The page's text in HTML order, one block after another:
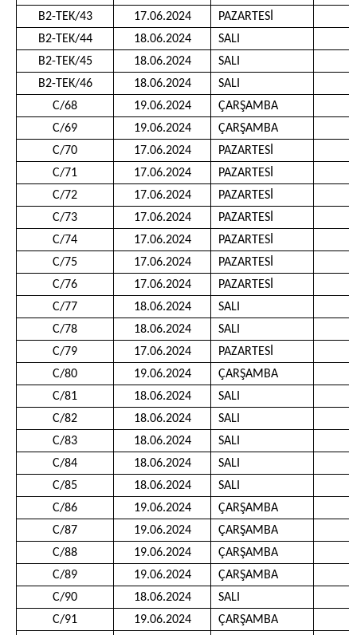
B2-TEK/43
17.06.2024 PAZARTESİ
B2-TEK/44
18.06.2024 SALI
B2-TEK/45
18.06.2024 SALI
B2-TEK/46
18.06.2024 SALI
C/68
19.06.2024 ÇARŞAMBA
C/69
19.06.2024 ÇARŞAMBA
C/70
17.06.2024 PAZARTESİ
C/71
17.06.2024 PAZARTESİ
C/72
17.06.2024 PAZARTESİ
C/73
17.06.2024 PAZARTESİ
C/74
17.06.2024 PAZARTESİ
C/75
17.06.2024 PAZARTESİ
C/76
17.06.2024 PAZARTESİ
C/77
18.06.2024 SALI
C/78
18.06.2024 SALI
C/79
17.06.2024 PAZARTESİ
C/80
19.06.2024 ÇARŞAMBA
C/81
18.06.2024 SALI
C/82
18.06.2024 SALI
C/83
18.06.2024 SALI
C/84
18.06.2024 SALI
C/85
18.06.2024 SALI
C/86
19.06.2024 ÇARŞAMBA
C/87
19.06.2024 ÇARŞAMBA
C/88
19.06.2024 ÇARŞAMBA
C/89
19.06.2024 ÇARŞAMBA
C/90
18.06.2024 SALI
C/91
19.06.2024 ÇARŞAMBA